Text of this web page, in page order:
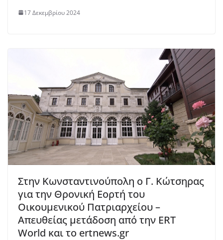
17 Δεκεμβρίου 2024
Στην Κωνσταντινούπολη ο Γ. Κώτσηρας
για την Θρονική Εορτή του
Οικουμενικού Πατριαρχείου –
Απευθείας μετάδοση από την ERT
World και το ertnews.gr